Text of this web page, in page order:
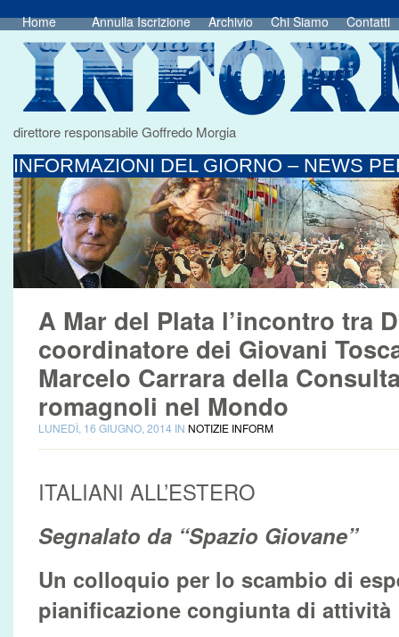
Home Annulla Iscrizione Archivio Chi Siamo Contatti
direttore responsabile Goffredo Morgia
INFORMAZIONI DEL GIORNO – NEWS
A Mar del Plata l’incontro tra
coordinatore dei Giovani
Marcelo Carrara della
romagnoli nel Mondo
LUNEDÌ, 16 GIUGNO, 2014 IN NOTIZIE INFORM
ITALIANI ALL’ESTERO
Segnalato da “Spazio Giovane”
Un colloquio per lo scambio di
pianificazione congiunta di attività